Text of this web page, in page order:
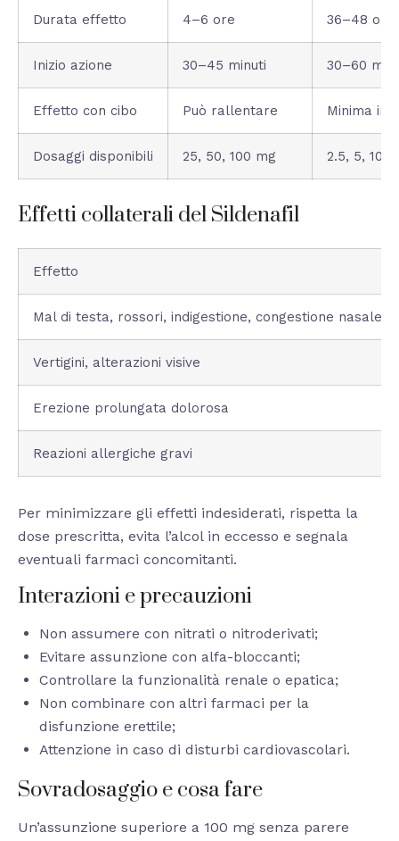
Durata effetto 4–6 ore 36–48 ore
Inizio azione 30–45 minuti 30–60
Effetto con cibo Può rallentare Minima
Dosaggi disponibili 25, 50, 100 mg 2.5, 5, 10,
Effetti collaterali del Sildenafil
Effetto
Mal di testa, rossori, indigestione, congestione nasale
Vertigini, alterazioni visive
Erezione prolungata dolorosa
Reazioni allergiche gravi
Per minimizzare gli effetti indesiderati, rispetta la
dose prescritta, evita l’alcol in eccesso e segnala
eventuali farmaci concomitanti.
Interazioni e precauzioni
Non assumere con nitrati o nitroderivati;
Evitare assunzione con alfa-bloccanti;
Controllare la funzionalità renale o epatica;
Non combinare con altri farmaci per la
disfunzione erettile;
Attenzione in caso di disturbi cardiovascolari.
Sovradosaggio e cosa fare
Un’assunzione superiore a 100 mg senza parere